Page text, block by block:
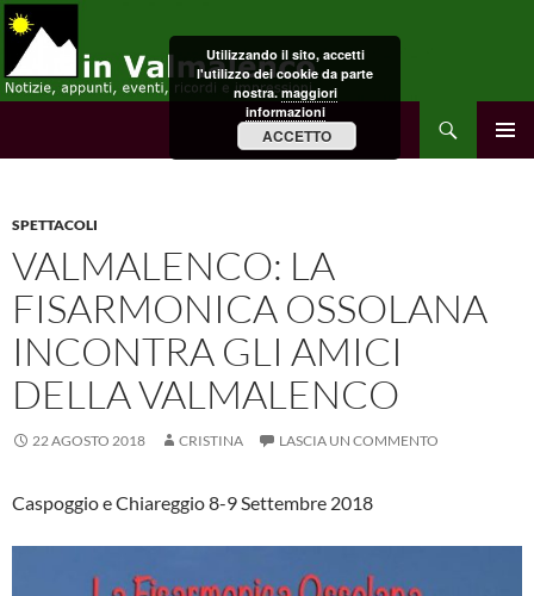
Vai
contenuto
SPETTACOLI
VALMALENCO: LA
FISARMONICA OSSOLANA
INCONTRA GLI AMICI
DELLA VALMALENCO
22 AGOSTO 2018 CRISTINA LASCIA UN COMMENTO
Caspoggio e Chiareggio 8-9 Settembre 2018
Utilizzando il sito, accetti
l'utilizzo dei cookie da parte
nostra.maggiori
informazioni
ACCETTO